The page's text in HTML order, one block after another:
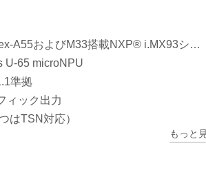
A55およびM33搭載NXP® i.MX93シリーズ
U-65 microNPU
準拠
ィック出力
はTSN対応）
もっと